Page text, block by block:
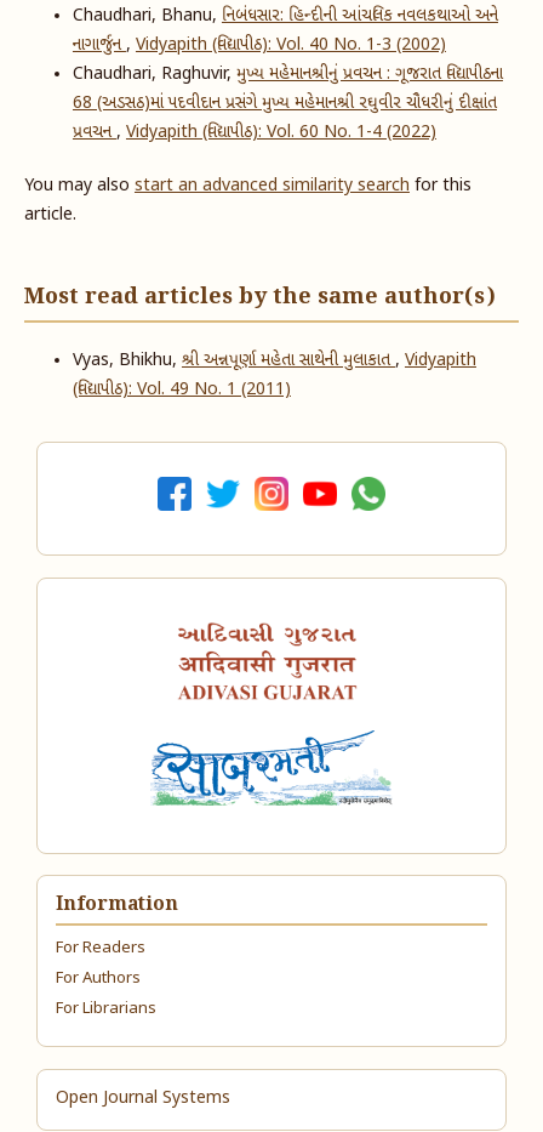
Chaudhari, Bhanu, નિબંધસાર: હિન્દીની આંચલિક નવલકથાઓ અને
નાગાર્જુન, Vidyapith (વિદ્યાપીઠ): Vol. 40 No. 1-3 (2002)
Chaudhari, Raghuvir, મુખ્ય મહેમાનશ્રીનું પ્રવચન : ગૂજરાત વિદ્યાપીઠના
68 (અડસઠ)માં પદવીદાન પ્રસંગે મુખ્ય મહેમાનશ્રી રઘુવીર ચૌધરીનું દીક્ષાંત
પ્રવચન, Vidyapith (વિદ્યાપીઠ): Vol. 60 No. 1-4 (2022)
You may also start an advanced similarity search for this
article.
Most read articles by the same author(s)
Vyas, Bhikhu, શ્રી અન્નપૂર્ણા મહેતા સાથેની મુલાકાત, Vidyapith
(વિદ્યાપીઠ): Vol. 49 No. 1 (2011)
Information
For Readers
For Authors
For Librarians
Open Journal Systems